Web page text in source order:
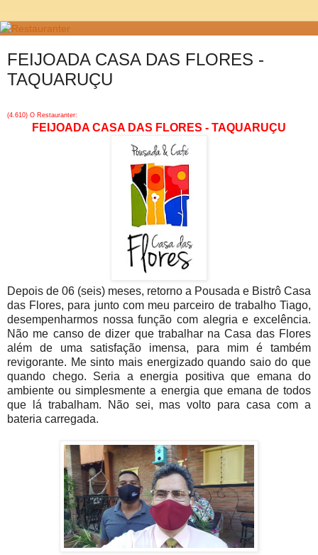
FEIJOADA CASA DAS FLORES -
TAQUARUÇU
(4.610) O Restauranter:
FEIJOADA CASA DAS FLORES - TAQUARUÇU
Depois de 06 (seis) meses, retorno a Pousada e Bistrô Casa
das Flores, para junto com meu parceiro de trabalho Tiago,
desempenharmos nossa função com alegria e excelência.
Não me canso de dizer que trabalhar na Casa das Flores
além de uma satisfação imensa, para mim é também
revigorante. Me sinto mais energizado quando saio do que
quando chego. Seria a energia positiva que emana do
ambiente ou simplesmente a energia que emana de todos
que lá trabalham. Não sei, mas volto para casa com a
bateria carregada.